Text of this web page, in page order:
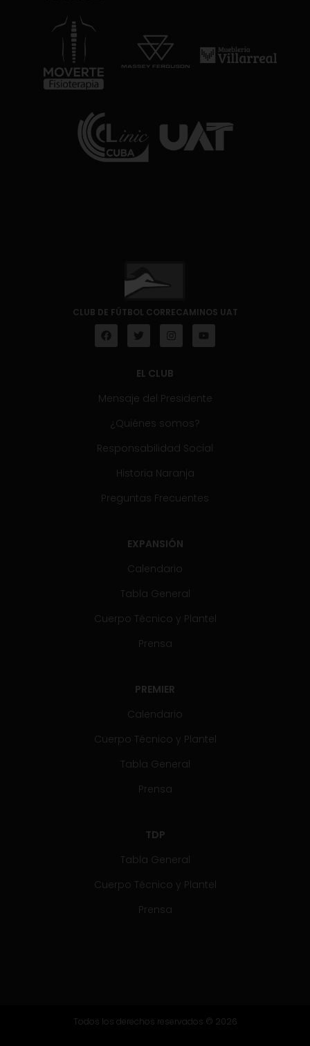
CLUB DE FÚTBOL CORRECAMINOS UAT
EL CLUB
Mensaje del Presidente
¿Quiénes somos?
Responsabilidad Social
Historia Naranja
Preguntas Frecuentes
EXPANSIÓN
Calendario
Tabla General
Cuerpo Técnico y Plantel
Prensa
PREMIER
Calendario
Cuerpo Técnico y Plantel
Tabla General
Prensa
TDP
Tabla General
Cuerpo Técnico y Plantel
Prensa
Todos los derechos reservados © 2026